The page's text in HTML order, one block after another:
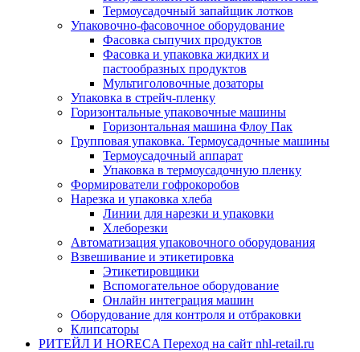
Термоусадочный запайщик лотков
Упаковочно-фасовочное оборудование
Фасовка сыпучих продуктов
Фасовка и упаковка жидких и
пастообразных продуктов
Мультиголовочные дозаторы
Упаковка в стрейч-пленку
Горизонтальные упаковочные машины
Горизонтальная машина Флоу Пак
Групповая упаковка. Термоусадочные машины
Термоусадочный аппарат
Упаковка в термоусадочную пленку
Формирователи гофрокоробов
Нарезка и упаковка хлеба
Линии для нарезки и упаковки
Хлеборезки
Автоматизация упаковочного оборудования
Взвешивание и этикетировка
Этикетировщики
Вспомогательное оборудование
Онлайн интеграция машин
Оборудование для контроля и отбраковки
Клипсаторы
РИТЕЙЛ И HORECAПереход на сайт nhl-retail.ru